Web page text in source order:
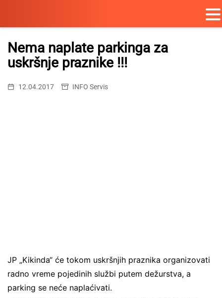
Skip
content
Nema naplate parkinga za
uskršnje praznike !!!
12.04.2017 INFO Servis
JP „Kikinda“ će tokom uskršnjih praznika organizovati
radno vreme pojedinih službi putem dežurstva, a
parking se neće naplaćivati.